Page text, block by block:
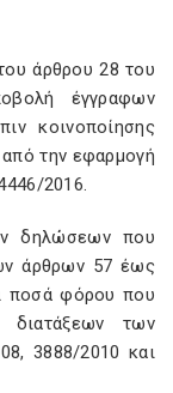
άρθρου 28 του
έγγραφων
κοινοποίησης
την εφαρμογή
2016.
δηλώσεων που
άρθρων 57 έως
ποσά φόρου που
των
3888/2010 και